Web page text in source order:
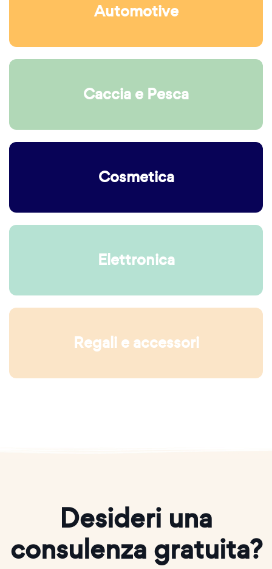
Automotive
Caccia e Pesca
Cosmetica
Elettronica
Regali e accessori
Desideri una
consulenza gratuita?